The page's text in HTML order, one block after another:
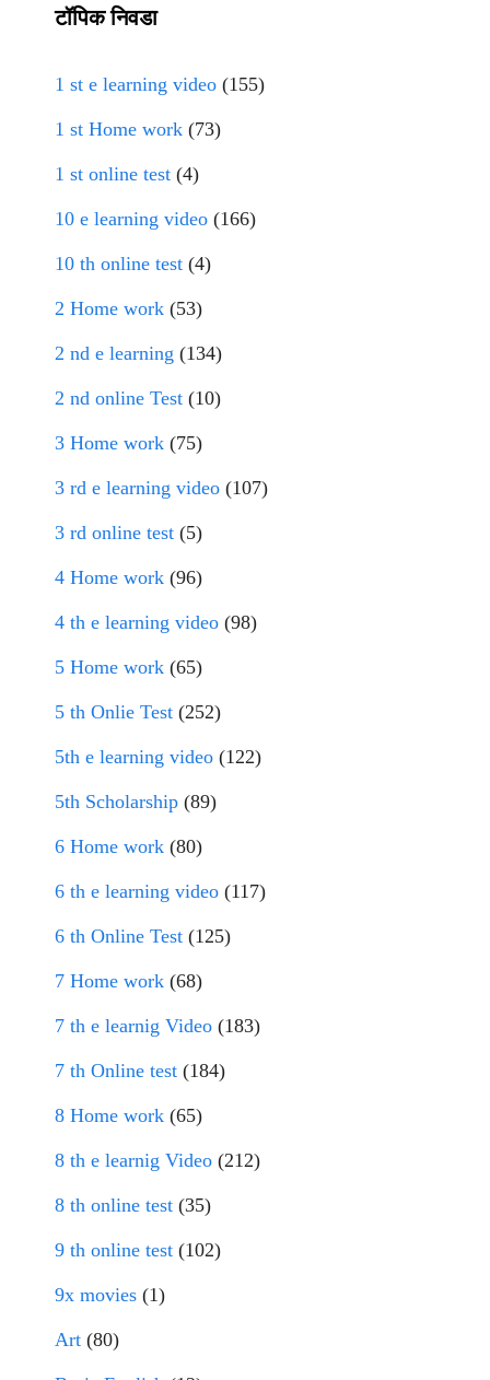
टॉपिक निवडा
1 st e learning video (155)
1 st Home work (73)
1 st online test (4)
10 e learning video (166)
10 th online test (4)
2 Home work (53)
2 nd e learning (134)
2 nd online Test (10)
3 Home work (75)
3 rd e learning video (107)
3 rd online test (5)
4 Home work (96)
4 th e learning video (98)
5 Home work (65)
5 th Onlie Test (252)
5th e learning video (122)
5th Scholarship (89)
6 Home work (80)
6 th e learning video (117)
6 th Online Test (125)
7 Home work (68)
7 th e learnig Video (183)
7 th Online test (184)
8 Home work (65)
8 th e learnig Video (212)
8 th online test (35)
9 th online test (102)
9x movies (1)
Art (80)